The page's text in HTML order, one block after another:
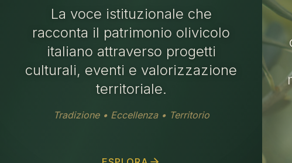
La voce istituzionale che
racconta il patrimonio olivicolo
italiano attraverso progetti
culturali, eventi e valorizzazione
territoriale.
Tradizione • Eccellenza • Territorio